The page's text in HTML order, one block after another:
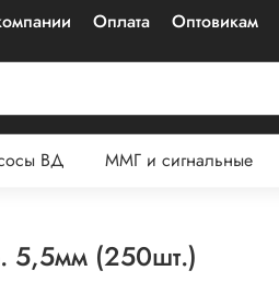
Оплата Оптовикам
ВД ММГ и сигнальные
5,5мм (250шт.)